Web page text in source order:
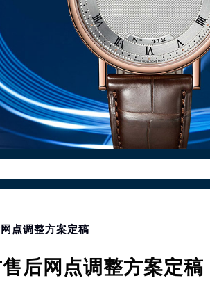
湾全部区域（非大陆需加拨“+86”）
点调整方案定稿
后网点调整方案定稿